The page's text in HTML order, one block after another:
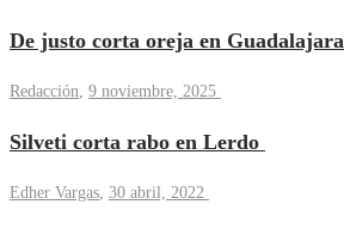
De justo corta oreja en Guadalajara
Redacción 9 noviembre, 2025
Silveti corta rabo en Lerdo
Edher Vargas 30 abril, 2022